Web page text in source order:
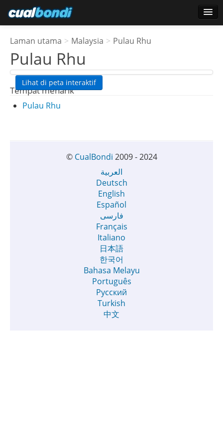
Pengguna bintang
Undian
Laman utama > Malaysia > Pulau Rhu
Pulau Rhu
Lihat di peta interaktif
Tempat menarik
Pulau Rhu
© CualBondi 2009 - 2024
العربية
Deutsch
English
Español
فارسی
Français
Italiano
日本語
한국어
Bahasa Melayu
Português
Русский
Turkish
中文